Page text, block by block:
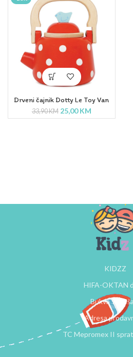
Drveni čajnik Dotty Le Toy Van
33,90KM 25,00KM
KIDZZ
HIFA-OKTAN
Bukva 9,
Adresa
TC Mepromex II